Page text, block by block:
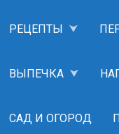
РЕЦЕПТЫ
ВЫПЕЧКА
САД И ОГОРОД